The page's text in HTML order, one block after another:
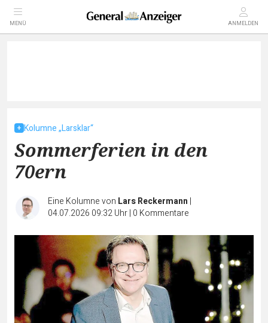
MENÜ ANMELDEN
Kolumne „Larsklar“
Sommerferien in den
70ern
Eine Kolumne von Lars Reckermann |
04.07.2026 09:32 Uhr| 0 Kommentare